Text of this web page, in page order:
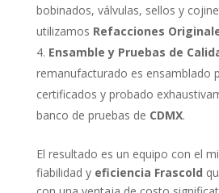
bobinados, válvulas, sellos y
utilizamos Refacciones
Ensamble y Pruebas de
remanufacturado es ensamblado
certificados y probado
banco de pruebas de CDMX.
El resultado es un equipo con el
fiabilidad y eficiencia Frascold